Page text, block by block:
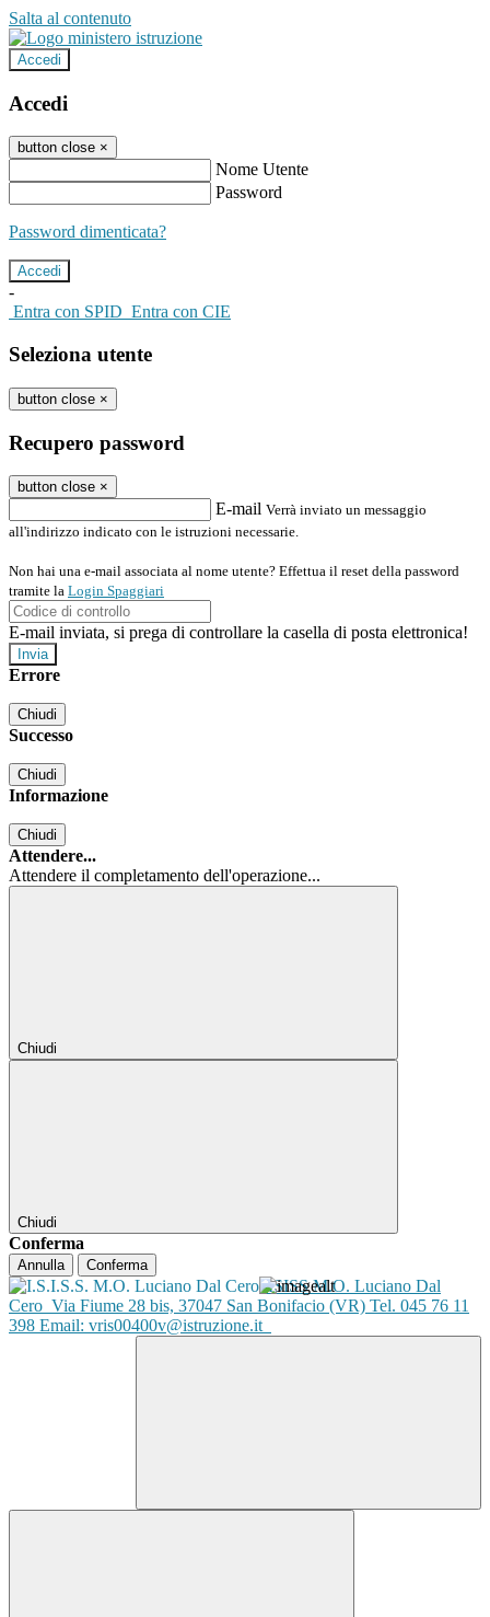
Salta al contenuto
Accedi
Accedi
button close ×
Nome Utente
Password
Password dimenticata?
-
Entra con SPID Entra con CIE
Seleziona utente
button close ×
Recupero password
button close ×
E-mail Verrà inviato un messaggio
all'indirizzo indicato con le istruzioni necessarie.
Non hai una e-mail associata al nome utente? Effettua il reset della password
tramite la Login Spaggiari
E-mail inviata, si prega di controllare la casella di posta elettronica!
Errore
Chiudi
Successo
Chiudi
Informazione
Chiudi
Attendere...
Attendere il completamento dell'operazione...
Chiudi
Chiudi
Conferma
Annulla Conferma
ISISS M.O. Luciano Dal
Cero Via Fiume 28 bis, 37047 San Bonifacio (VR) Tel. 045 76 11
398 Email: vris00400v@istruzione.it